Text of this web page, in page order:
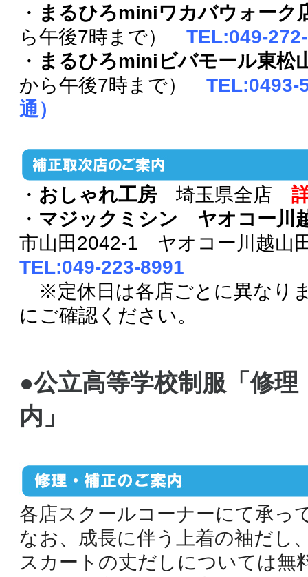
・ まるひろminiワカバウォーク
ら午後7時まで）TEL:049-
・ まるひろminiビバモール東松
から午後7時まで）TEL:0493-
通）
・ おしゃれ工房 埼玉県全店
・ マジックミシン ヤオコー川
市山田2042-1 ヤオコー川越山
TEL:049-223-8991
※定休日は各店ごとに異なり
にご確認ください。
●公立高等学校制服「修理
内」
各店スクールコーナーにて承っ
なお、成長に伴う上着の袖だし
スカートの丈だしについては無